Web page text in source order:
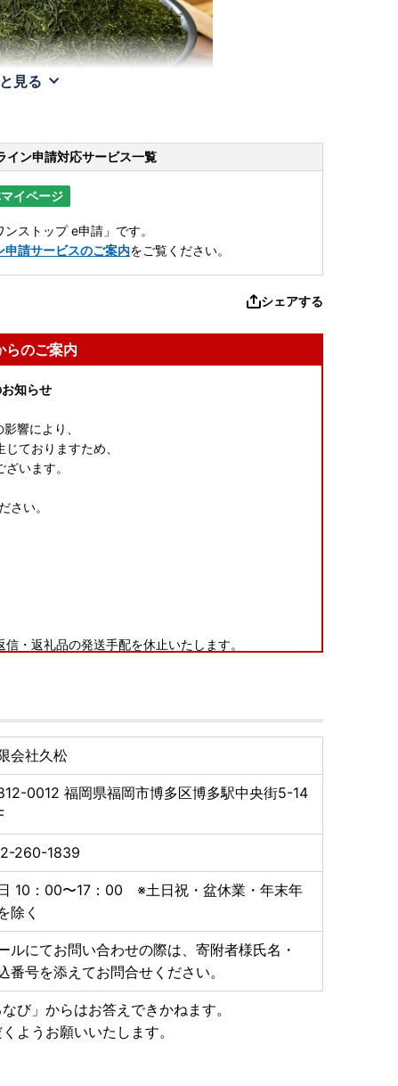
見る
イン申請対応サービス一覧
イページ
ストップ e申請」です。
申請サービスのご案内をご覧ください。
シェアする
らのご案内
知らせ
響により、
ておりますため、
います。
さい。
・返礼品の発送手配を休止いたします。
す。
場合がございます。
む）により、返礼品がお届けできない場合や返品と
会社久松
0012 福岡県福岡市博多区博多駅中央街5-14
260-1839
10：00〜17：00 ※土日祝・盆休業・年末年
除く
ルにてお問い合わせの際は、寄附者様氏名・
番号を添えてお問合せください。
び」からはお答えできかねます。
ようお願いいたします。